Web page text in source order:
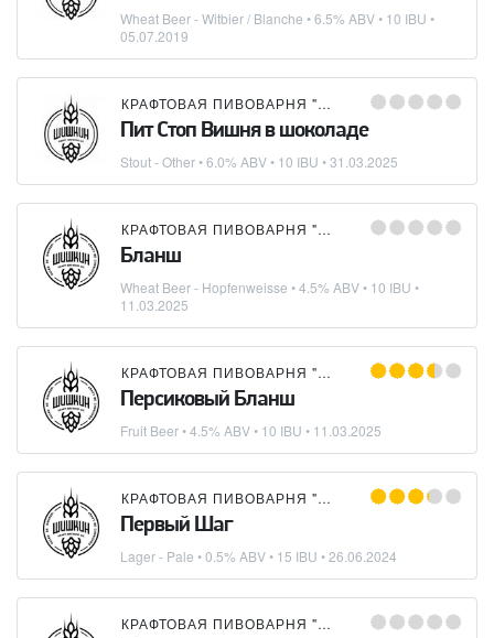
Wheat Beer - Witbier / Blanche • 6.5% ABV • 10 IBU •
05.07.2019
КРАФТОВАЯ ПИВОВАРНЯ "ШИШКИН"
Пит Стоп Вишня в шоколаде
Stout - Other• 6.0% ABV • 10 IBU •31.03.2025
КРАФТОВАЯ ПИВОВАРНЯ "ШИШКИН"
Бланш
Wheat Beer - Hopfenweisse • 4.5% ABV • 10 IBU •
11.03.2025
КРАФТОВАЯ ПИВОВАРНЯ "ШИШКИН"
Персиковый Бланш
Fruit Beer• 4.5% ABV • 10 IBU • 11.03.2025
КРАФТОВАЯ ПИВОВАРНЯ "ШИШКИН"
Первый Шаг
Lager - Pale • 0.5% ABV • 15 IBU •26.06.2024
КРАФТОВАЯ ПИВОВАРНЯ "ШИШКИН"